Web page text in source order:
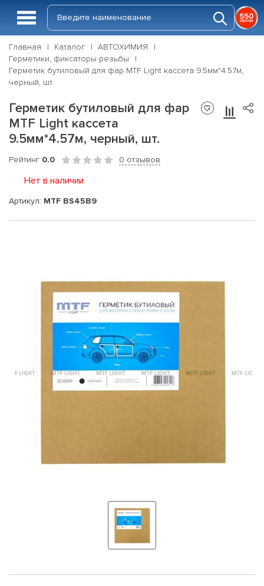
Главная Каталог
АВТОХИМИЯ
Герметики, фиксаторы резьбы
Герметик бутиловый для фар MTF Light кассета 9.5мм*4.57м,
черный, шт.
Герметик бутиловый для фар
MTF Light кассета
9.5мм*4.57м, черный, шт.
Рейтинг 0.0 0 отзывов
Нет в наличии
Артикул: MTF BS45B9